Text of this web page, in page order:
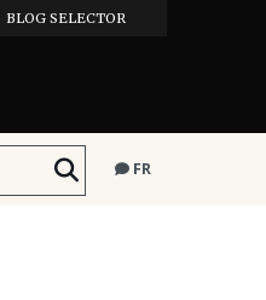
BLOG SELECTOR
FR